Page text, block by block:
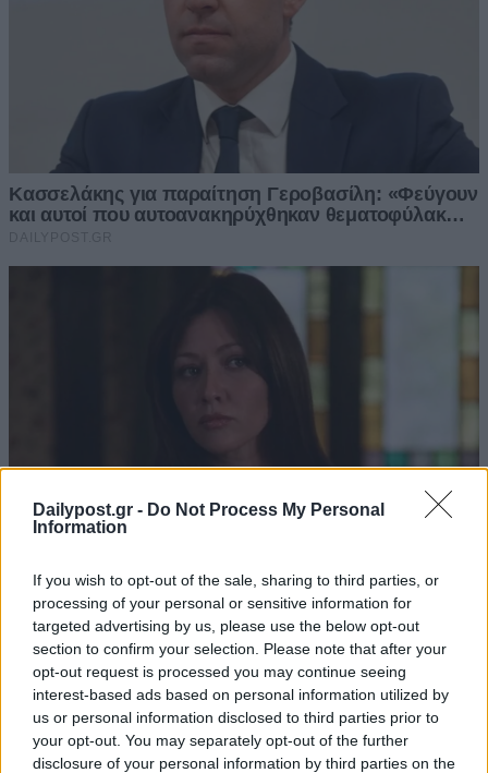
Dailypost.gr - Do Not Process My Personal
Information
If you wish to opt-out of the sale, sharing to third parties, or
processing of your personal or sensitive information for
targeted advertising by us, please use the below opt-out
section to confirm your selection. Please note that after your
opt-out request is processed you may continue seeing
interest-based ads based on personal information utilized by
us or personal information disclosed to third parties prior to
your opt-out. You may separately opt-out of the further
disclosure of your personal information by third parties on the